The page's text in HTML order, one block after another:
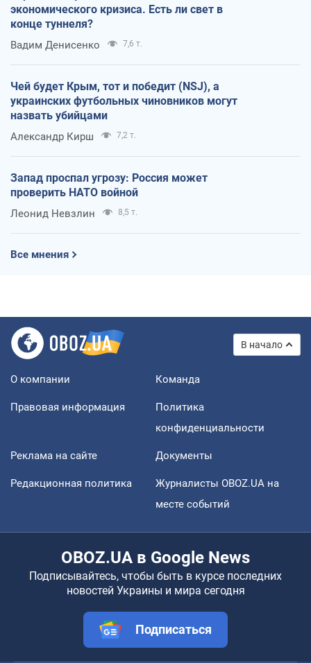
экономического кризиса. Есть ли свет в
конце туннеля?
Вадим Денисенко 7,6 т.
Чей будет Крым, тот и победит (NSJ), а
украинских футбольных чиновников могут
назвать убийцами
Александр Кирш 7,2 т.
Запад проспал угрозу: Россия может
проверить НАТО войной
Леонид Невзлин 8,5 т.
Все мнения
В начало
О компании Команда
Правовая информация
Политика
конфиденциальности
Реклама на сайте Документы
Редакционная политика
Журналисты OBOZ.UA на
месте событий
OBOZ.UA в Google News
Подписывайтесь, чтобы быть в курсе последних
новостей Украины и мира сегодня
Подписаться